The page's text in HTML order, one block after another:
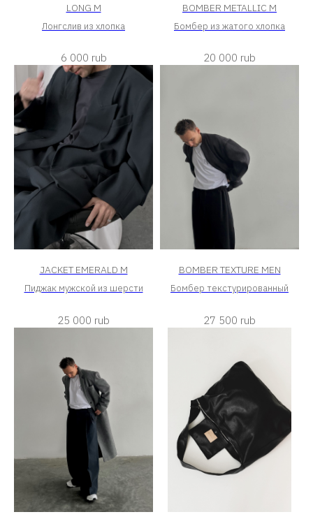
LONG M
Лонгслив из хлопка
6 000 rub
BOMBER METALLIC M
Бомбер из жатого хлопка
20 000 rub
JACKET EMERALD M
Пиджак мужской из шерсти
25 000 rub
BOMBER TEXTURE MEN
Бомбер текстурированный
27 500 rub